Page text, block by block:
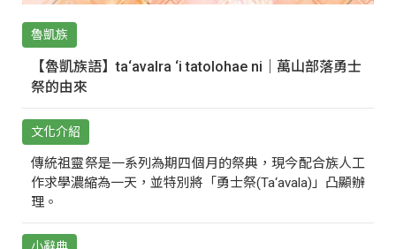
魯凱族
【魯凱族語】ta‘avalra ‘i tatolohae ni｜萬山部落勇士
祭的由來
文化介紹
傳統祖靈祭是一系列為期四個月的祭典，現今配合族人工
作求學濃縮為一天，並特別將「勇士祭(Ta‘avala)」凸顯辦
理。